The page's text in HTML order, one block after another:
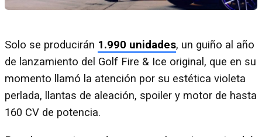
Solo se producirán 1.990 unidades, un guiño al año
de lanzamiento del Golf Fire & Ice original, que en su
momento llamó la atención por su estética violeta
perlada, llantas de aleación, spoiler y motor de hasta
160 CV de potencia.